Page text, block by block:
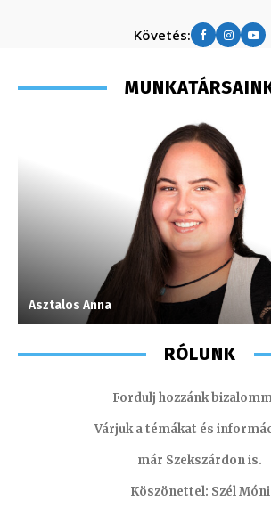
Követés:
Asztalos Anna
RÓLUNK
Fordulj hozzánk
Várjuk a témákat és
már Szekszárdon is.
Köszönettel: Szél Móni